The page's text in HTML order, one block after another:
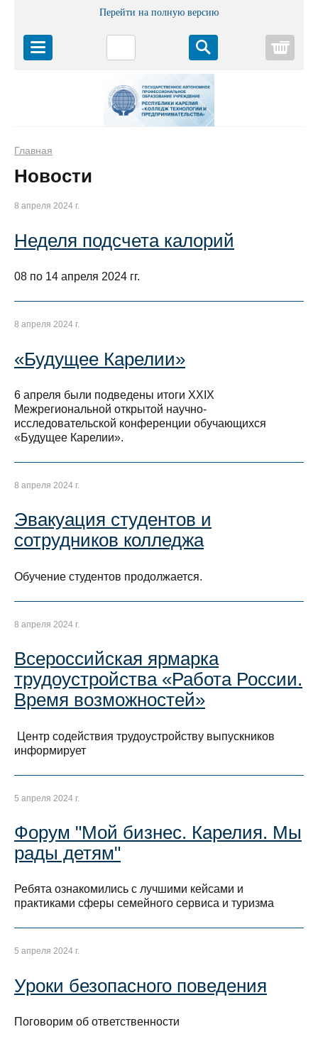
Перейти на полную версию
Главная
Новости
8 апреля 2024 г.
Неделя подсчета калорий
08 по 14 апреля 2024 гг.
8 апреля 2024 г.
«Будущее Карелии»
6 апреля были подведены итоги XXIХ
Межрегиональной открытой научно-
исследовательской конференции обучающихся
«Будущее Карелии».
8 апреля 2024 г.
Эвакуация студентов и
сотрудников колледжа
Обучение студентов продолжается.
8 апреля 2024 г.
Всероссийская ярмарка
трудоустройства «Работа России.
Время возможностей»
Центр содействия трудоустройству выпускников
информирует
5 апреля 2024 г.
Форум "Мой бизнес. Карелия. Мы
рады детям"
Ребята ознакомились с лучшими кейсами и
практиками сферы семейного сервиса и туризма
5 апреля 2024 г.
Уроки безопасного поведения
Поговорим об ответственности